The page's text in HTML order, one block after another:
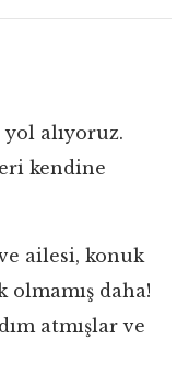
alıyoruz.
kendine
ailesi, konuk
olmamış daha!
atmışlar ve